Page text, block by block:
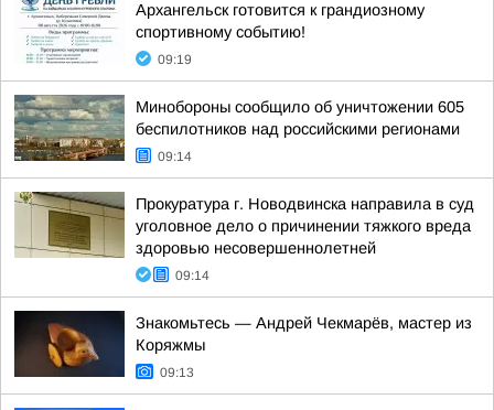
Архангельск готовится к грандиозному
спортивному событию!
09:19
Минобороны сообщило об уничтожении 605
беспилотников над российскими регионами
09:14
Прокуратура г. Новодвинска направила в суд
уголовное дело о причинении тяжкого вреда
здоровью несовершеннолетней
09:14
Знакомьтесь — Андрей Чекмарёв, мастер из
Коряжмы
09:13